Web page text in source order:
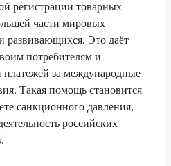
регистрации товарных
части мировых
развивающихся. Это даёт
потребителям и
платежей за международные
Такая помощь становится
санкционного давления,
российских